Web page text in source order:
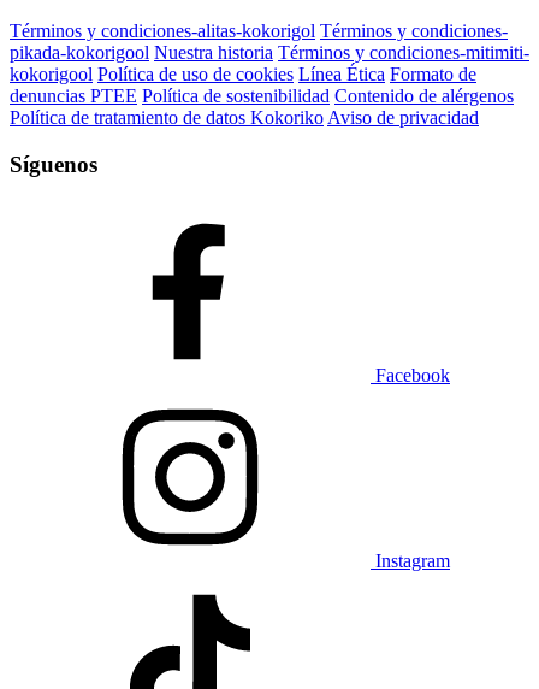
Términos y condiciones-alitas-kokorigol Términos y condiciones-
pikada-kokorigool Nuestra historia Términos y condiciones-mitimiti-
kokorigool Política de uso de cookies Línea Ética Formato de
denuncias PTEE Política de sostenibilidad Contenido de alérgenos
Política de tratamiento de datos Kokoriko Aviso de privacidad
Síguenos
Facebook
Instagram